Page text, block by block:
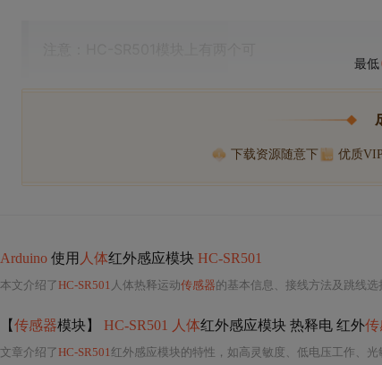
最低
下载资源随意下 优质
Arduino 使用 人体红外感应模块 HC-SR501
本文介绍了HC-SR501 人体热释运动传感器的基本信息、接线方法及跳线
【传感器模块】 HC-SR501 人体红外感应模块 热释电 红外传
文章介绍了HC-SR501红外感应模块的特性，如高灵敏度、低电压工作、